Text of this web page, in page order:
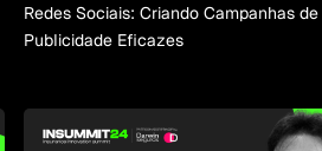
Redes Sociais: Criando Campanhas de
Publicidade Eficazes